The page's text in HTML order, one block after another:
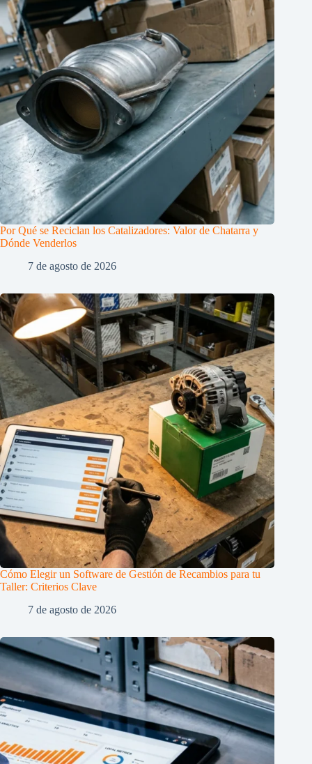
Por Qué se Reciclan los Catalizadores: Valor de Chatarra y
Dónde Venderlos
7 de agosto de 2026
Cómo Elegir un Software de Gestión de Recambios para tu
Taller: Criterios Clave
7 de agosto de 2026